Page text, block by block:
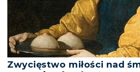
Zwycięstwo miłości nad